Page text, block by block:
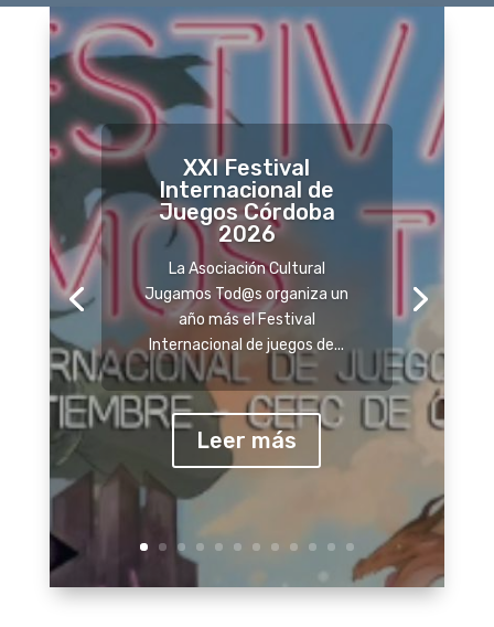
XXI Festival
Internacional de
Juegos Córdoba
2026
La Asociación Cultural
Jugamos Tod@s organiza un
año más el Festival
Internacional de juegos de...
Leer más
Talleres Gaming y
Cómic en las
Jornadas Culturales
de Cerro Muriano
La barriada periférica de Cerro
Muriano celebra en el mes de
agosto sus jornadas culturales
y la...